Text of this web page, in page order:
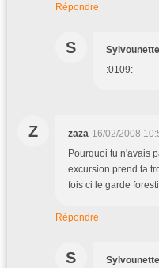
Répondre
S Sylvounette
:0109:
Z zaza 16/02/2008
Pourquoi tu n'avais
excursion prend ta
fois ci le garde
Répondre
S Sylvounette